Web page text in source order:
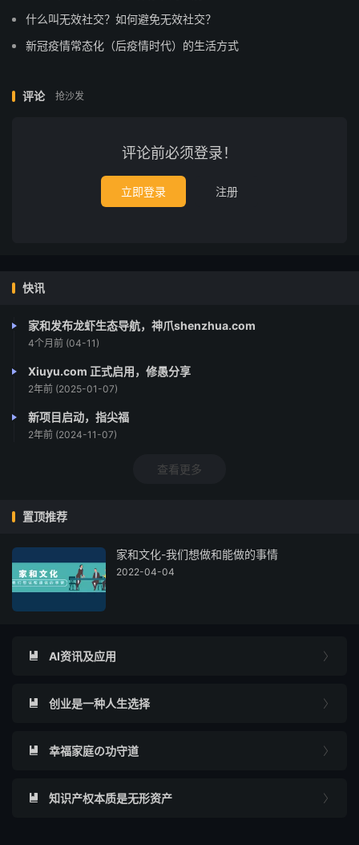
什么叫无效社交？如何避免无效社交？
新冠疫情常态化（后疫情时代）的生活方式
评论 抢沙发
评论前必须登录！
立即登录 注册
快讯
家和发布龙虾生态导航，神爪shenzhua.com
4个月前 (04-11)
Xiuyu.com 正式启用，修愚分享
2年前 (2025-01-07)
新项目启动，指尖福
2年前 (2024-11-07)
查看更多
置顶推荐
家和文化-我们想做和能做的事情
2022-04-04

 AI资讯及应用

 创业是一种人生选择

 幸福家庭の功守道

 知识产权本质是无形资产